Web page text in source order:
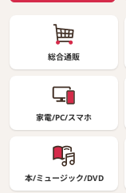
総合通販
家電/PC/スマホ
本/ミュージック/DVD